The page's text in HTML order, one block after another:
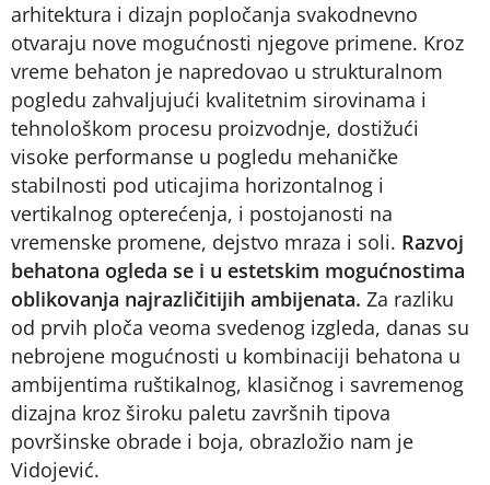
arhitektura i dizajn popločanja svakodnevno
otvaraju nove mogućnosti njegove primene. Kroz
vreme behaton je napredovao u strukturalnom
pogledu zahvaljujući kvalitetnim sirovinama i
tehnološkom procesu proizvodnje, dostižući
visoke performanse u pogledu mehaničke
stabilnosti pod uticajima horizontalnog i
vertikalnog opterećenja, i postojanosti na
vremenske promene, dejstvo mraza i soli. Razvoj
behatona ogleda se i u estetskim mogućnostima
oblikovanja najrazličitijih ambijenata. Za razliku
od prvih ploča veoma svedenog izgleda, danas su
nebrojene mogućnosti u kombinaciji behatona u
ambijentima ruštikalnog, klasičnog i savremenog
dizajna kroz široku paletu završnih tipova
površinske obrade i boja, obrazložio nam je
Vidojević.